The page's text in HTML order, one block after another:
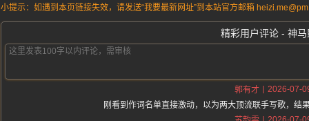
小提示：如遇到本页链接失效，请发送“我要最新网址”到本站官方邮箱
精彩用户评论 - 神马
郭有才
2026-07-
刚看到作词名单直接激动，以为两大顶流联手写歌，结